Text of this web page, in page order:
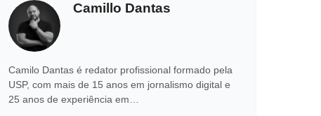
Camillo Dantas
Camilo Dantas é redator profissional formado pela
USP, com mais de 15 anos em jornalismo digital e
25 anos de experiência em…